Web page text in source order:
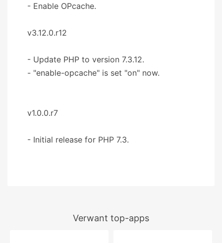
- Enable OPcache.
v3.12.0.r12
- Update PHP to version 7.3.12.
- "enable-opcache" is set "on" now.
v1.0.0.r7
- Initial release for PHP 7.3.
Verwant top-apps